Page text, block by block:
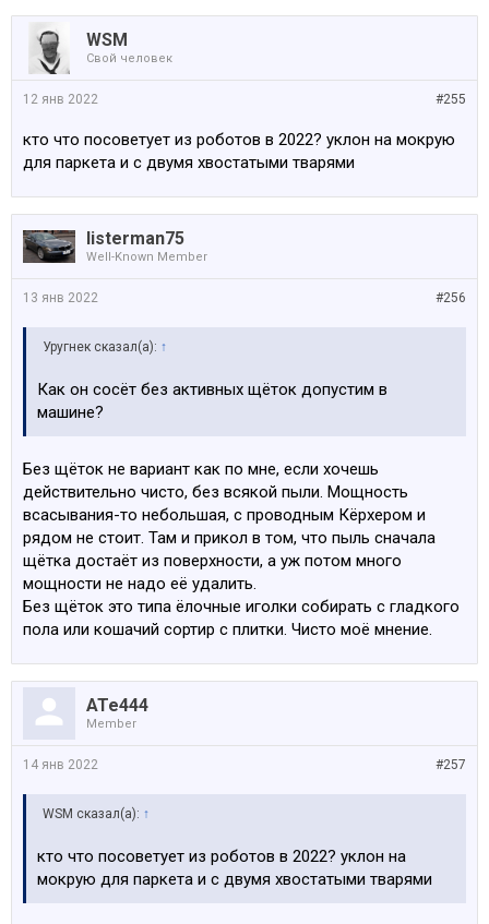
WSM
Свой человек
#255
12 янв 2022
кто что посоветует из роботов в 2022? уклон на мокрую
для паркета и с двумя хвостатыми тварями
listerman75
Well-Known Member
#256
13 янв 2022
Уругнек сказал(а): ↑
Как он сосёт без активных щёток допустим в
машине?
Без щёток не вариант как по мне, если хочешь
действительно чисто, без всякой пыли. Мощность
всасывания-то небольшая, с проводным Кёрхером и
рядом не стоит. Там и прикол в том, что пыль сначала
щётка достаёт из поверхности, а уж потом много
мощности не надо её удалить.
Без щёток это типа ёлочные иголки собирать с гладкого
пола или кошачий сортир с плитки. Чисто моё мнение.
ATe444
Member
#257
14 янв 2022
WSM сказал(а): ↑
кто что посоветует из роботов в 2022? уклон на
мокрую для паркета и с двумя хвостатыми тварями